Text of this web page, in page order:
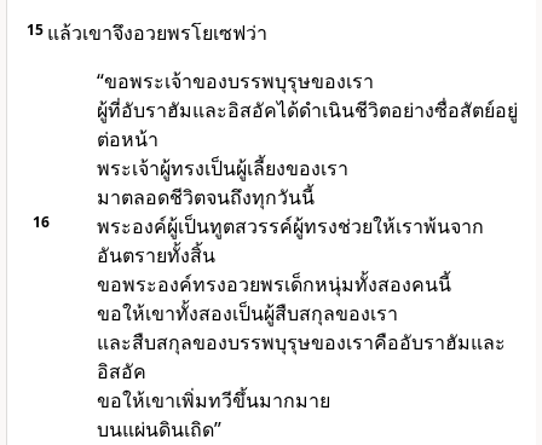
15 แล้วเขาจึงอวยพรโยเซฟว่า
“ขอพระเจ้าของบรรพบุรุษของเรา
ผู้ที่อับราฮัมและอิสอัคได้ดำเนินชีวิตอย่างซื่อสัตย์อยู่
ต่อหน้า
พระเจ้าผู้ทรงเป็นผู้เลี้ยงของเรา
มาตลอดชีวิตจนถึงทุกวันนี้
16
พระองค์ผู้เป็นทูตสวรรค์ผู้ทรงช่วยให้เราพ้นจาก
อันตรายทั้งสิ้น
ขอพระองค์ทรงอวยพรเด็กหนุ่มทั้งสองคนนี้
ขอให้เขาทั้งสองเป็นผู้สืบสกุลของเรา
และสืบสกุลของบรรพบุรุษของเราคืออับราฮัมและ
อิสอัค
ขอให้เขาเพิ่มทวีขึ้นมากมาย
บนแผ่นดินเถิด”